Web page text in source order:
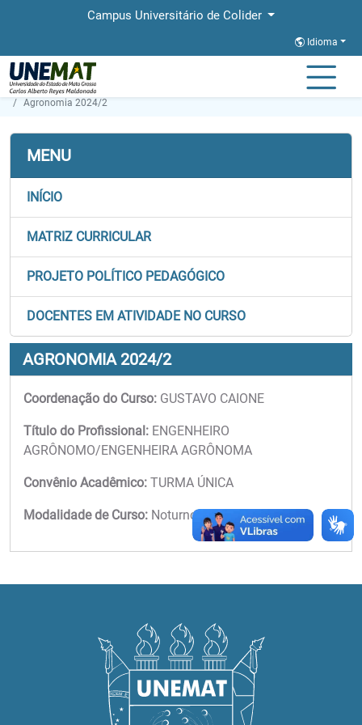
Campus Universitário de Colider
Idioma
Página Inicial
Agronomia 2024/2
MENU
INÍCIO
MATRIZ CURRICULAR
PROJETO POLÍTICO PEDAGÓGICO
DOCENTES EM ATIVIDADE NO CURSO
AGRONOMIA 2024/2
Coordenação do Curso: GUSTAVO CAIONE
Título do Profissional: ENGENHEIRO
AGRÔNOMO/ENGENHEIRA AGRÔNOMA
Convênio Acadêmico: TURMA ÚNICA
Modalidade de Curso: Noturno